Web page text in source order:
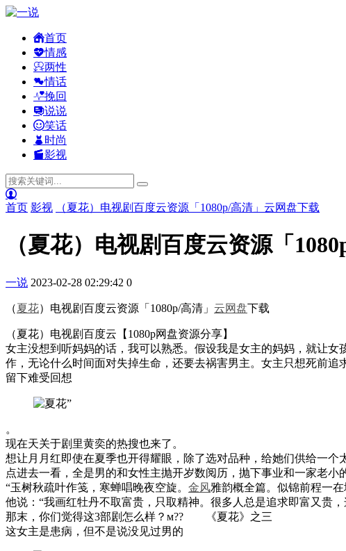
首页
情感
两性
情话
挽回
说说
笑话
时尚
影视
首页 影视 （夏花）电视剧百度云资源「1080p/高清」云网盘下载
（夏花）电视剧百度云资源「
一说 2023-02-28 02:29:42 0
（夏花）电视剧百度云资源「1080p/高清」 云网盘下载
（夏花）电视剧百度云【1080p网盘资源分享】
女主没想到听妈妈的话，我可以熟悉。假设我是女主的妈妈，就让
作，无论什么时间面对失掉生命，还要去祸害男主。女主只想死前
留下难受回想
。
现在天关于剧里黄奕的热搜也来了。
想让月月红即使在夏季也开得耀眼，除了选对品种，给她们供给一个
点进去一看，全是男的和女性主抛开岁数阅历，抛下事业和一家老小
“玉树秋疏叶作笺，寒蝉唱晚夜空旋。 金风雅韵概全篇。似锦前程一
他说：“我画红牡丹不取富贵，只取精神。很多人总是追求即富又贵
那末，你们觉得这3部剧怎么样？м?? 《夏花》之三
这女主是患病，但不是说没见过男的